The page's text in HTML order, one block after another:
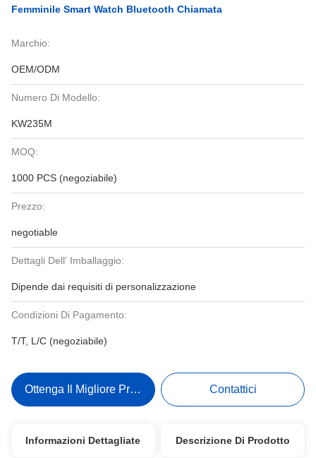
Femminile Smart Watch Bluetooth Chiamata
Marchio:
OEM/ODM
Numero Di Modello:
KW235M
MOQ:
1000 PCS (negoziabile)
Prezzo:
negotiable
Dettagli Dell' Imballaggio:
Dipende dai requisiti di personalizzazione
Condizioni Di Pagamento:
T/T, L/C (negoziabile)
Ottenga Il Migliore Prezzo Contattici
Informazioni Dettagliate Descrizione Di Prodotto